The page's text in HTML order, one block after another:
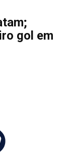
gol em